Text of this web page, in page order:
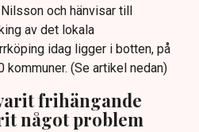
och hänvisar till
av det lokala
idag ligger i botten, på
(Se artikel nedan)
frihängande
något problem